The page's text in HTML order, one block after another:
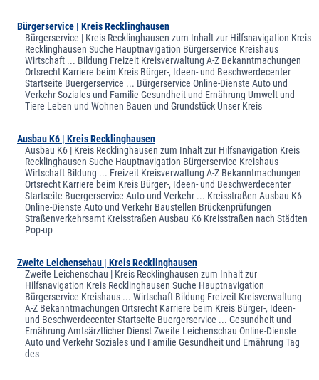
Bürgerservice | Kreis Recklinghausen
Bürgerservice | Kreis Recklinghausen zum Inhalt zur Hilfsnavigation Kreis
Recklinghausen Suche Hauptnavigation Bürgerservice Kreishaus
Wirtschaft ... Bildung Freizeit Kreisverwaltung A-Z Bekanntmachungen
Ortsrecht Karriere beim Kreis Bürger-, Ideen- und Beschwerdecenter
Startseite Buergerservice ... Bürgerservice Online-Dienste Auto und
Verkehr Soziales und Familie Gesundheit und Ernährung Umwelt und
Tiere Leben und Wohnen Bauen und Grundstück Unser Kreis
Ausbau K6 | Kreis Recklinghausen
Ausbau K6 | Kreis Recklinghausen zum Inhalt zur Hilfsnavigation Kreis
Recklinghausen Suche Hauptnavigation Bürgerservice Kreishaus
Wirtschaft Bildung ... Freizeit Kreisverwaltung A-Z Bekanntmachungen
Ortsrecht Karriere beim Kreis Bürger-, Ideen- und Beschwerdecenter
Startseite Buergerservice Auto und Verkehr ... Kreisstraßen Ausbau K6
Online-Dienste Auto und Verkehr Baustellen Brückenprüfungen
Straßenverkehrsamt Kreisstraßen Ausbau K6 Kreisstraßen nach Städten
Pop-up
Zweite Leichenschau | Kreis Recklinghausen
Zweite Leichenschau | Kreis Recklinghausen zum Inhalt zur
Hilfsnavigation Kreis Recklinghausen Suche Hauptnavigation
Bürgerservice Kreishaus ... Wirtschaft Bildung Freizeit Kreisverwaltung
A-Z Bekanntmachungen Ortsrecht Karriere beim Kreis Bürger-, Ideen-
und Beschwerdecenter Startseite Buergerservice ... Gesundheit und
Ernährung Amtsärztlicher Dienst Zweite Leichenschau Online-Dienste
Auto und Verkehr Soziales und Familie Gesundheit und Ernährung Tag
des